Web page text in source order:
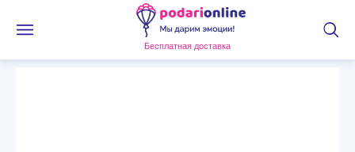
Бесплатная доставка